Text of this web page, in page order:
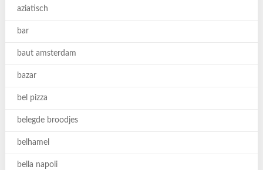
aziatisch
bar
baut amsterdam
bazar
bel pizza
belegde broodjes
belhamel
bella napoli